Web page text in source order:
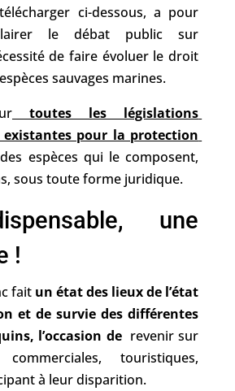
ci-dessous, a pour
le débat public sur
de faire évoluer le droit
sauvages marines.
toutes les législations
existantes pour la protection
espèces qui le composent,
sous toute forme juridique.
une
!
fait un état des lieux de l’état
et de survie des différentes
l’occasion de revenir sur
touristiques,
à leur disparition.